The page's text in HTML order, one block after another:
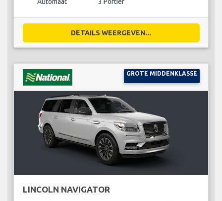
Automaat 3 Portier
DETAILS WEERGEVEN...
GROTE MIDDENKLASSE
LINCOLN NAVIGATOR